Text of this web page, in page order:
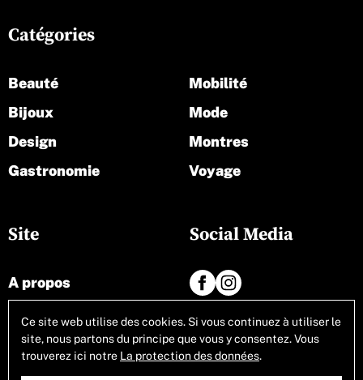
Site
A propos
Contact
Tous les articles
Catégories
Beauté
Bijoux
Design
Gastronomie
Mobilité
Mode
Montres
Voyage
Social Media
Ce site web utilise des cookies. Si vous continuez à utiliser le
site, nous partons du principe que vous y consentez. Vous
trouverez ici notre La protection des données.